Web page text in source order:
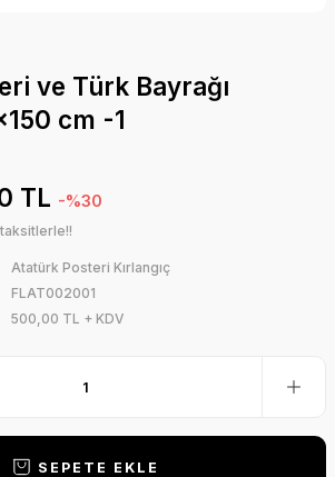
ve Türk Bayrağı
cm -1
TL -%30
Atatürk Posteri Kırlangıç
FLAT002001
500,00 TL + KDV
SEPETE EKLE